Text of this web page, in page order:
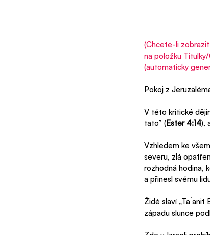
(Chcete-li
na položku
(automaticky
Pokoj z
V této kritické
tato” (Ester 4:14),
Vzhledem ke
severu, zlá
rozhodná hodina,
a přinesl svému
Židé slaví
západu slunce